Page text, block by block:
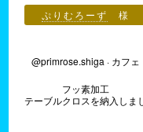
ぷりむろーず 様
@primrose.shiga · カフェ
フッ素加工
テーブルクロスを納入しま